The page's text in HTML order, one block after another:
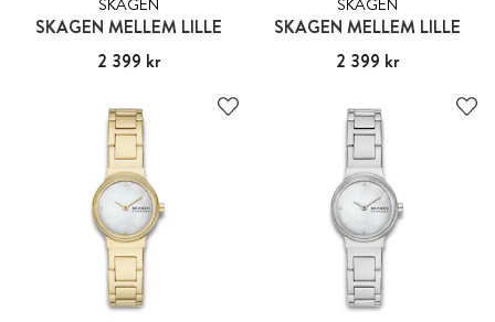
SKAGEN
SKAGEN MELLEM LILLE
Pris :2 399 kr
2 399 kr
SKAGEN
SKAGEN MELLEM LILLE
Pris :2 399 kr
2 399 kr